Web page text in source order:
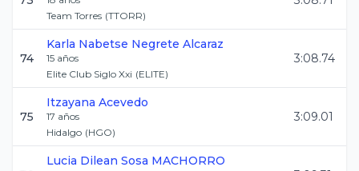
Team Torres (TTORR)
74
Karla Nabetse Negrete Alcaraz
15 años
Elite Club Siglo Xxi (ELITE)
3:08.74
75
Itzayana Acevedo
17 años
Hidalgo (HGO)
3:09.01
Lucia Dilean Sosa MACHORRO